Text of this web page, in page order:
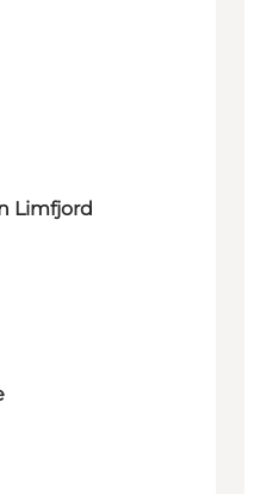
Limfjord